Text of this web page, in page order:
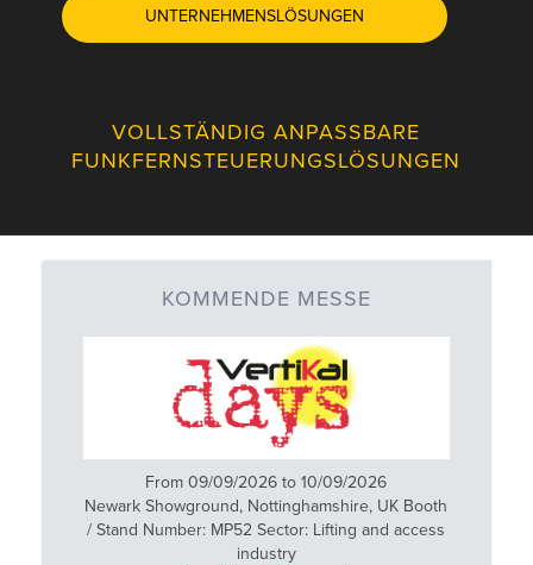
UNTERNEHMENSLÖSUNGEN
VOLLSTÄNDIG ANPASSBARE
FUNKFERNSTEUERUNGSLÖSUNGEN
KOMMENDE MESSE
From 09/09/2026 to 10/09/2026
Newark Showground, Nottinghamshire, UK Booth
/ Stand Number: MP52 Sector: Lifting and access
industry